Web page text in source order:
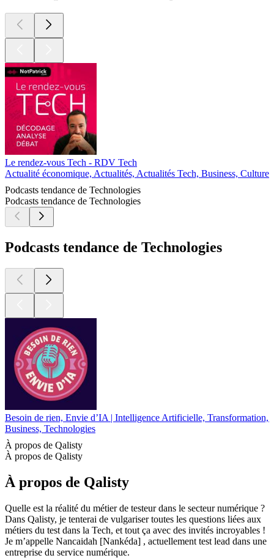
Le rendez-vous Tech - RDV Tech
Actualité économique, Actualités, Actualités Tech, Business, Culture
Podcasts tendance de Technologies
Podcasts tendance de Technologies
Podcasts tendance de Technologies
Besoin de rien, Envie d’IA | Intelligence Artificielle, Transformation,
Business, Technologies
À propos de Qalisty
À propos de Qalisty
À propos de Qalisty
Quelle est la réalité du métier de testeur dans le secteur numérique ?
Dans Qalisty, je tenterai de vulgariser toutes les questions liées aux
métiers du test dans la Tech, et tout ça avec des invités incroyables !
Je m’appelle Nancaidah [Nankéda] , actuellement test lead dans une
entreprise du service numérique.